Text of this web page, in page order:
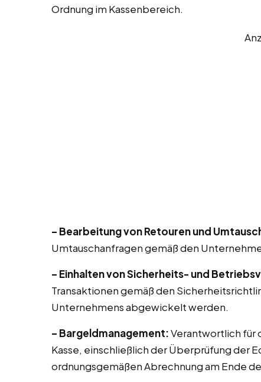
Ordnung im Kassenbereich.
– Bearbeitung von Retouren und
Umtauschanfragen gemäß den
– Einhalten von Sicherheits- und
Transaktionen gemäß den
Unternehmens abgewickelt werden.
– Bargeldmanagement:Verantwortlich für
Kasse, einschließlich der Überprüfung der
ordnungsgemäßen Abrechnung am Ende